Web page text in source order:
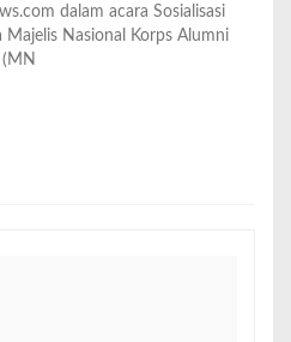
dalam acara Sosialisasi
Majelis Nasional Korps Alumni